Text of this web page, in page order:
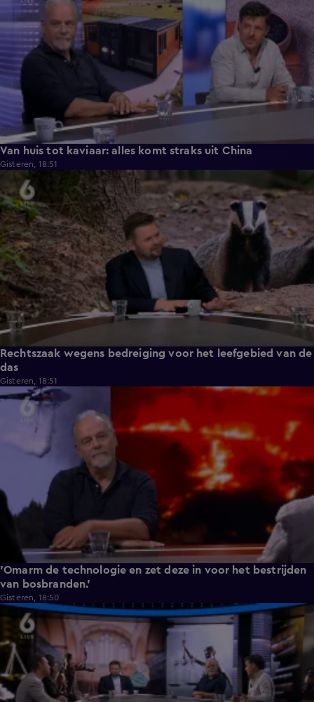
Van huis tot kaviaar: alles komt straks uit China
Gisteren, 18:51
3:34
Rechtszaak wegens bedreiging voor het leefgebied van de
das
Gisteren, 18:51
3:43
'Omarm de technologie en zet deze in voor het bestrijden
van bosbranden.'
Gisteren, 18:50
9:50